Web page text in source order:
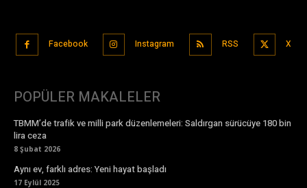
Facebook Instagram RSS X
POPÜLER MAKALELER
TBMM’de trafik ve milli park düzenlemeleri: Saldırgan sürücüye 180 bin
lira ceza
8 Şubat 2026
Aynı ev, farklı adres: Yeni hayat başladı
17 Eylül 2025